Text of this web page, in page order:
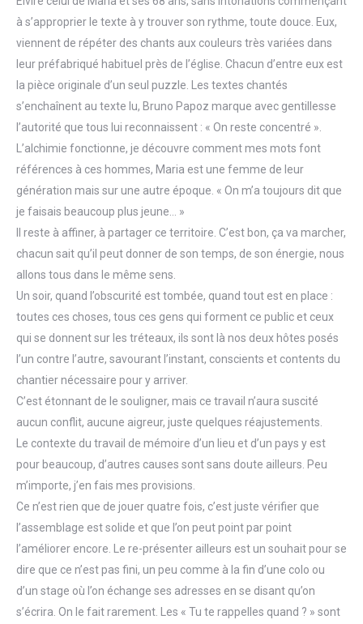
à s’approprier le texte à y trouver son rythme, toute douce. Eux,
viennent de répéter des chants aux couleurs très variées dans
leur préfabriqué habituel près de l’église. Chacun d’entre eux est
la pièce originale d’un seul puzzle. Les textes chantés
s’enchaînent au texte lu, Bruno Papoz marque avec gentillesse
l’autorité que tous lui reconnaissent : « On reste concentré ».
L’alchimie fonctionne, je découvre comment mes mots font
références à ces hommes, Maria est une femme de leur
génération mais sur une autre époque. « On m’a toujours dit que
je faisais beaucoup plus jeune… »
Il reste à affiner, à partager ce territoire. C’est bon, ça va marcher,
chacun sait qu’il peut donner de son temps, de son énergie, nous
allons tous dans le même sens.
Un soir, quand l’obscurité est tombée, quand tout est en place :
toutes ces choses, tous ces gens qui forment ce public et ceux
qui se donnent sur les tréteaux, ils sont là nos deux hôtes posés
l’un contre l’autre, savourant l’instant, conscients et contents du
chantier nécessaire pour y arriver.
C’est étonnant de le souligner, mais ce travail n’aura suscité
aucun conflit, aucune aigreur, juste quelques réajustements.
Le contexte du travail de mémoire d’un lieu et d’un pays y est
pour beaucoup, d’autres causes sont sans doute ailleurs. Peu
m’importe, j’en fais mes provisions.
Ce n’est rien que de jouer quatre fois, c’est juste vérifier que
l’assemblage est solide et que l’on peut point par point
l’améliorer encore. Le re-présenter ailleurs est un souhait pour se
dire que ce n’est pas fini, un peu comme à la fin d’une colo ou
d’un stage où l’on échange ses adresses en se disant qu’on
s’écrira. On le fait rarement. Les « Tu te rappelles quand ? » sont